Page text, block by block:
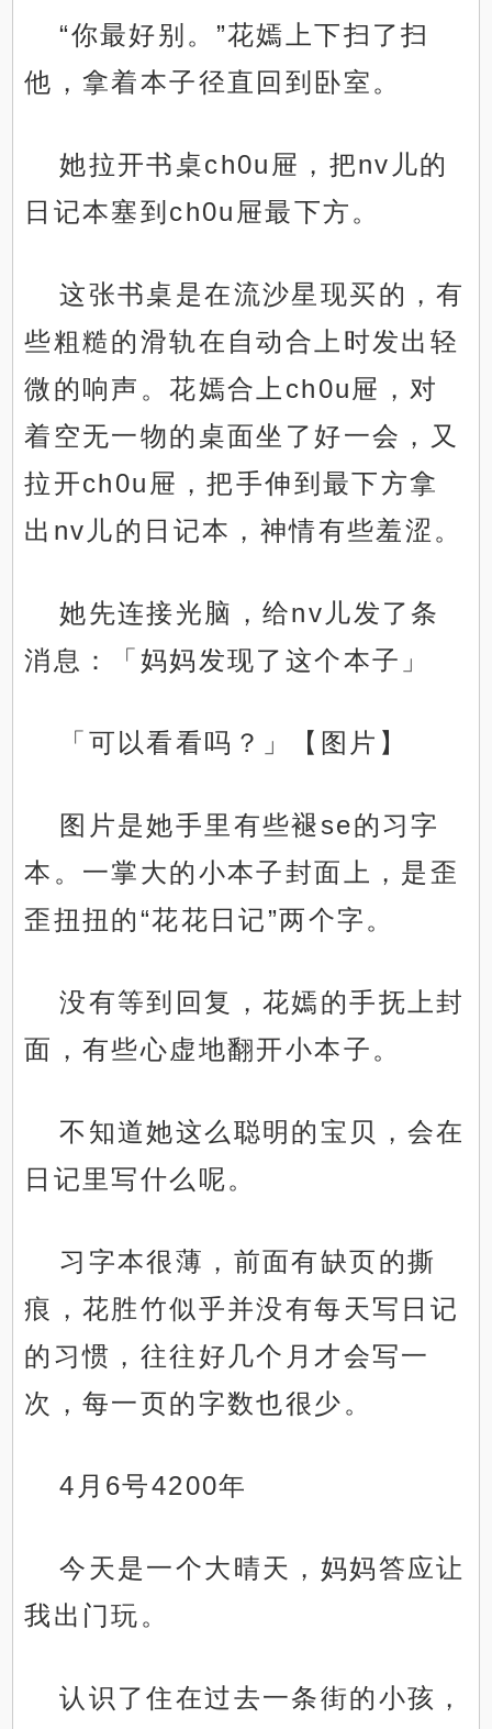
“你最好别。”花嫣上下扫了扫
他，拿着本子径直回到卧室。
她拉开书桌ch0u屉，把nv儿的
日记本塞到ch0u屉最下方。
这张书桌是在流沙星现买的，有
些粗糙的滑轨在自动合上时发出轻
微的响声。花嫣合上ch0u屉，对
着空无一物的桌面坐了好一会，又
拉开ch0u屉，把手伸到最下方拿
出nv儿的日记本，神情有些羞涩。
她先连接光脑，给nv儿发了条
消息：「妈妈发现了这个本子」
「可以看看吗？」【图片】
图片是她手里有些褪se的习字
本。一掌大的小本子封面上，是歪
歪扭扭的“花花日记”两个字。
没有等到回复，花嫣的手抚上封
面，有些心虚地翻开小本子。
不知道她这么聪明的宝贝，会在
日记里写什么呢。
习字本很薄，前面有缺页的撕
痕，花胜竹似乎并没有每天写日记
的习惯，往往好几个月才会写一
次，每一页的字数也很少。
4月6号4200年
今天是一个大晴天，妈妈答应让
我出门玩。
认识了住在过去一条街的小孩，